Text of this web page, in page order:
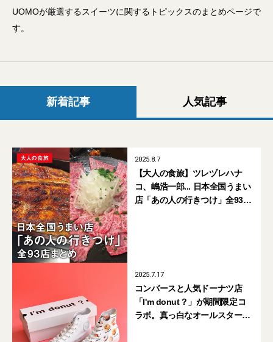
UOMOが厳選するスイーツに関するトピックスのまとめページで
す。
新着記事 人気記事
2025.8.7
【大人の食旅】ツレヅレハナ
コ、嶋浩一郎... 日本全国うまい
店「あの人の行きつけ」全93店
2025.7.17
コンバースと人気ドーナツ店
「I'm donut？」が期間限定コ
ラボ。真っ白なオールスターの